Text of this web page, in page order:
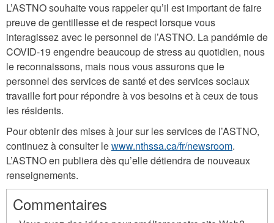
L’ASTNO souhaite vous rappeler qu’il est important de faire
preuve de gentillesse et de respect lorsque vous
interagissez avec le personnel de l’ASTNO. La pandémie de
COVID-19 engendre beaucoup de stress au quotidien, nous
le reconnaissons, mais nous vous assurons que le
personnel des services de santé et des services sociaux
travaille fort pour répondre à vos besoins et à ceux de tous
les résidents.
Pour obtenir des mises à jour sur les services de l’ASTNO,
continuez à consulter lewww.nthssa.ca/fr/newsroom.
L’ASTNO en publiera dès qu’elle détiendra de nouveaux
renseignements.
Commentaires